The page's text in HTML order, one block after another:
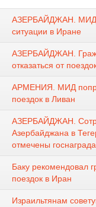
АЗЕРБАЙДЖАН. МИД
ситуации в Иране
АЗЕРБАЙДЖАН.
отказаться от
АРМЕНИЯ. МИД
поездок в Ливан
АЗЕРБАЙДЖАН.
Азербайджана в
отмечены
Баку рекомендовал
поездок в Иран
Израильтянам